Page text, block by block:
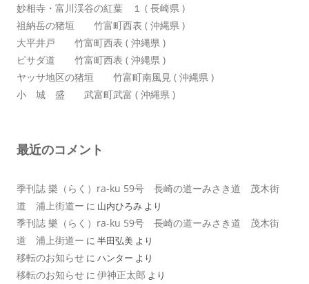
妙相寺・富川渓谷の紅葉 １ ( 長崎県 )
祖納岳の猪垣 竹富町西表 ( 沖縄県 )
大平井戸 竹富町西表 ( 沖縄県 )
ピサダ道 竹富町西表 ( 沖縄県 )
ヤッサ地区の猪垣 竹富町南風見 ( 沖縄県 )
小 城 盛 武富町武富 ( 沖縄県 )
最近のコメント
季刊誌 樂（らく）ra-ku 59号 長崎の道ーみさき道 茂木街
道 浦上街道ー に 山内ひろみ より
季刊誌 樂（らく）ra-ku 59号 長崎の道ーみさき道 茂木街
道 浦上街道ー に 半田弘美 より
移転のお知らせ に ハンター より
移転のお知らせ に 伊神正太郎 より